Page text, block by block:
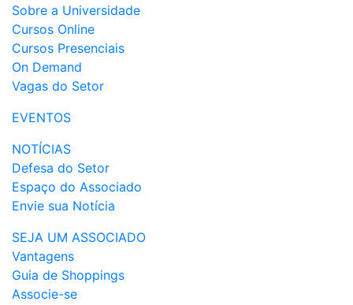
Sobre a Universidade
Cursos Online
Cursos Presenciais
On Demand
Vagas do Setor
EVENTOS
NOTÍCIAS
Defesa do Setor
Espaço do Associado
Envie sua Notícia
SEJA UM ASSOCIADO
Vantagens
Guia de Shoppings
Associe-se